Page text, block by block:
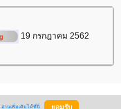
19 กรกฎาคม 2562
อ่านเพิ่มเติมได้ที่นี่